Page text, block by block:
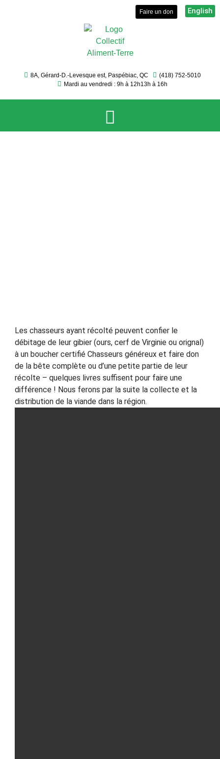
Faire un don English
8A, Gérard-D.-Levesque est, Paspébiac, QC
(418) 752-5010
Mardi au vendredi : 9h à 12h13h à 16h
Les chasseurs ayant récolté peuvent confier le
débitage de leur gibier (ours, cerf de Virginie ou orignal)
à un boucher certifié Chasseurs généreux et faire don
de la bête complète ou d’une petite partie de leur
récolte – quelques livres suffisent pour faire une
différence ! Nous ferons par la suite la collecte et la
distribution de la viande dans la région.